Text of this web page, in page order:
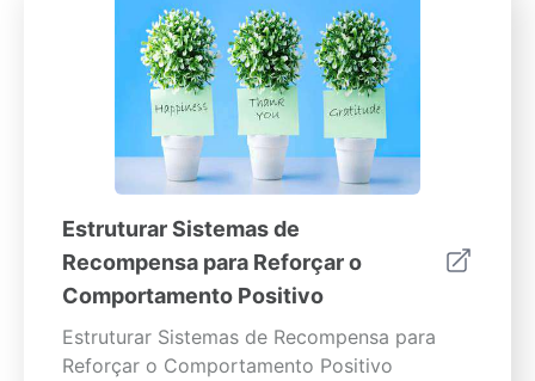
Estruturar Sistemas de
Recompensa para Reforçar o
Comportamento Positivo
Estruturar Sistemas de Recompensa para
Reforçar o Comportamento Positivo